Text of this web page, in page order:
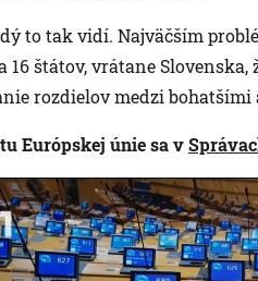
to tak vidí. Najväčším
16 štátov, vrátane
rozdielov medzi
Európskej únie sa v